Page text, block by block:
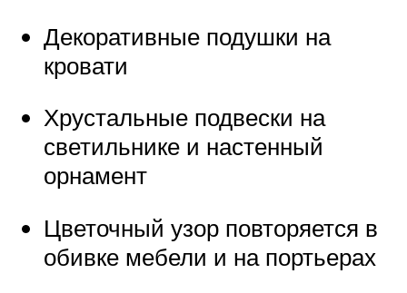
Декоративные подушки на
кровати
Хрустальные подвески на
светильнике и настенный
орнамент
Цветочный узор повторяется в
обивке мебели и на портьерах